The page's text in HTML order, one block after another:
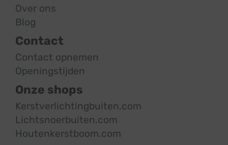
Over ons
Blog
Contact
Contact opnemen
Openingstijden
Onze shops
Kerstverlichtingbuiten.com
Lichtsnoerbuiten.com
Houtenkerstboom.com